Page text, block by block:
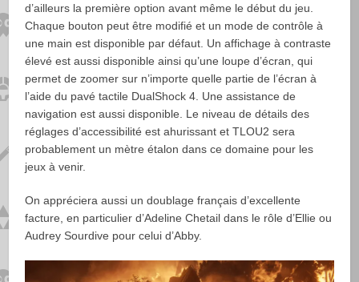
d’ailleurs la première option avant même le début du jeu.
Chaque bouton peut être modifié et un mode de contrôle à
une main est disponible par défaut. Un affichage à contraste
élevé est aussi disponible ainsi qu’une loupe d’écran, qui
permet de zoomer sur n’importe quelle partie de l’écran à
l’aide du pavé tactile DualShock 4. Une assistance de
navigation est aussi disponible. Le niveau de détails des
réglages d’accessibilité est ahurissant et TLOU2 sera
probablement un mètre étalon dans ce domaine pour les
jeux à venir.
On appréciera aussi un doublage français d’excellente
facture, en particulier d’Adeline Chetail dans le rôle d’Ellie ou
Audrey Sourdive pour celui d’Abby.